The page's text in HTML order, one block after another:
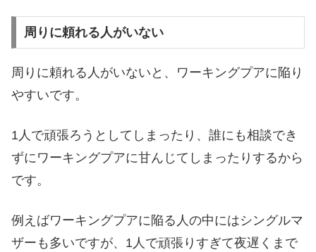
周りに頼れる人がいない
周りに頼れる人がいないと、ワーキングプアに陥り
やすいです。
1人で頑張ろうとしてしまったり、誰にも相談でき
ずにワーキングプアに甘んじてしまったりするから
です。
例えばワーキングプアに陥る人の中にはシングルマ
ザーも多いですが、1人で頑張りすぎて夜遅くまで